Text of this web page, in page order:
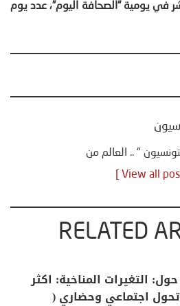
في يومية “الصحافة اليوم”، عدد يوم
" .. العالم من
RELATED
التغيرات المناخية: اكثر
اجتماعي وحضاري (